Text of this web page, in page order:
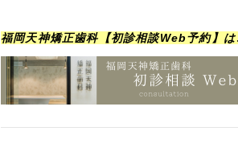
福岡天神矯正歯科【初診相談Web予約】